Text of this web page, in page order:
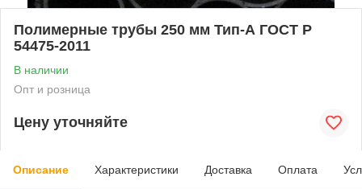
Полимерные трубы 250 мм Тип-А ГОСТ Р
54475-2011
В наличии
Опт и розница
Цену уточняйте
Описание Характеристики Доставка Оплата